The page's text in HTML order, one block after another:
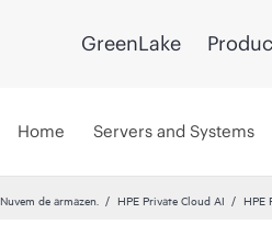
GreenLake
Home Servers and Systems
Nuvem de armazen. HPE Private Cloud AI HPE